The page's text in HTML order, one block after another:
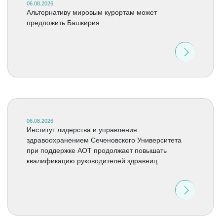
06.08.2026
Альтернативу мировым курортам может
предложить Башкирия
06.08.2026
Институт лидерства и управления
здравоохранением Сеченовского Университета
при поддержке АОТ продолжает повышать
квалификацию руководителей здравниц